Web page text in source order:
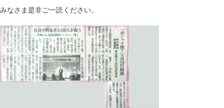
みなさま是非ご一読ください。